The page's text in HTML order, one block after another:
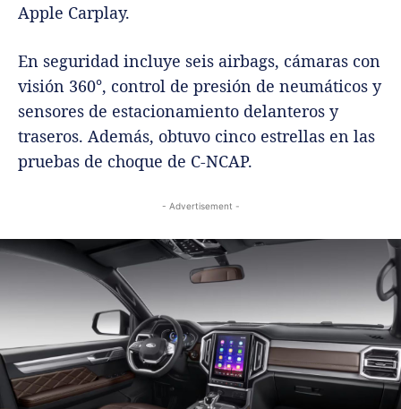
Apple Carplay.
En seguridad incluye seis airbags, cámaras con
visión 360°, control de presión de neumáticos y
sensores de estacionamiento delanteros y
traseros. Además, obtuvo cinco estrellas en las
pruebas de choque de C-NCAP.
- Advertisement -